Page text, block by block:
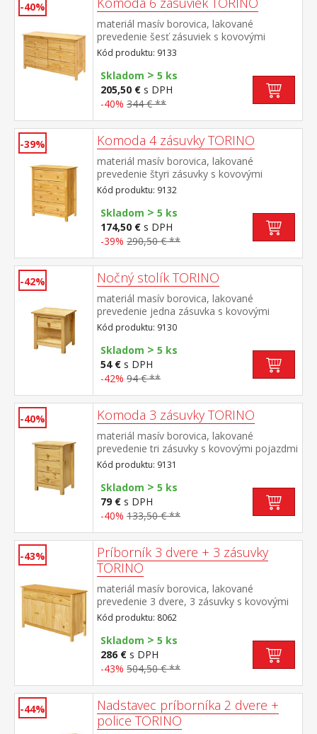
-40%
materiál masív borovica, lakované
prevedenie šesť zásuviek s kovovými
pojazdmi
Kód produktu: 9133
Skladom > 5 ks
205,50 € s DPH
-40% 344 € **
-39% Komoda 4 zásuvky TORINO
materiál masív borovica, lakované
prevedenie štyri zásuvky s kovovými
pojazdmi
Kód produktu: 9132
Skladom > 5 ks
174,50 € s DPH
-39% 290,50 € **
-42% Nočný stolík TORINO
materiál masív borovica, lakované
prevedenie jedna zásuvka s kovovými
pojazdmi
Kód produktu: 9130
Skladom > 5 ks
54 € s DPH
-42% 94 € **
-40% Komoda 3 zásuvky TORINO
materiál masív borovica, lakované
prevedenie tri zásuvky s kovovými pojazdmi
Kód produktu: 9131
Skladom > 5 ks
79 € s DPH
-40% 133,50 € **
-43%
Príborník 3 dvere + 3 zásuvky
TORINO
materiál masív borovica, lakované
prevedenie 3 dvere, 3 zásuvky s kovovými
pojazdmi vhodný doplnok nadstavec
TORINO 8063
Kód produktu: 8062
Skladom > 5 ks
286 € s DPH
-43% 504,50 € **
-44%
Nadstavec príborníka 2 dvere +
police TORINO